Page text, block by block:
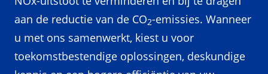
aan de reductie van de CO2-emissies. Wanneer
u met ons samenwerkt, kiest u voor
toekomstbestendige oplossingen, deskundige